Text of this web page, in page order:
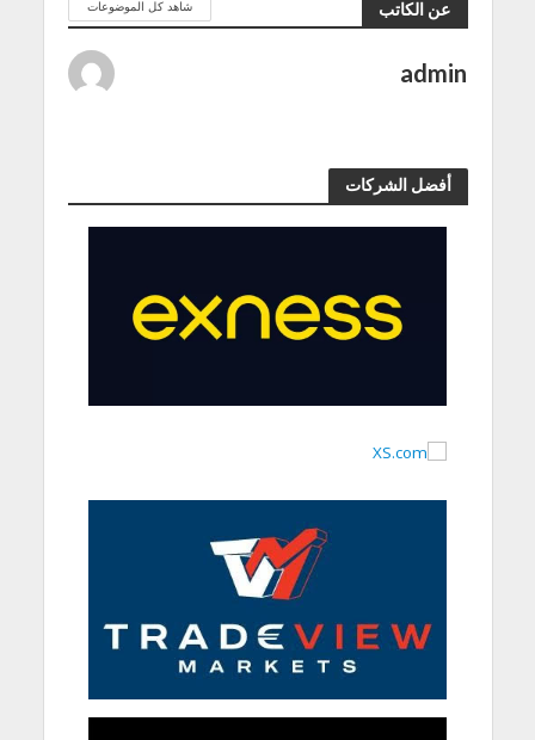
عن الكاتب شاهد كل الموضوعات
admin
أفضل الشركات